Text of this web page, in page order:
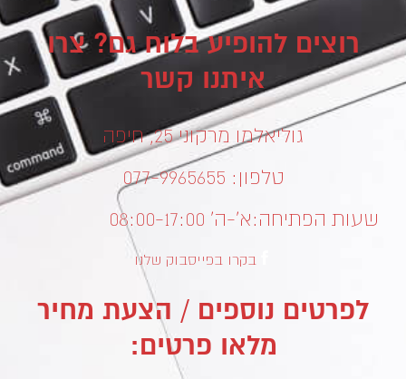
רוצים להופיע בלוח גם? צרו
איתנו קשר
גוליאלמו מרקוני 25, חיפה
טלפון: 077-9965655
שעות הפתיחה:א’-ה’ 08:00-17:00
בקרו בפייסבוק שלנו
לפרטים נוספים / הצעת מחיר
מלאו פרטים: